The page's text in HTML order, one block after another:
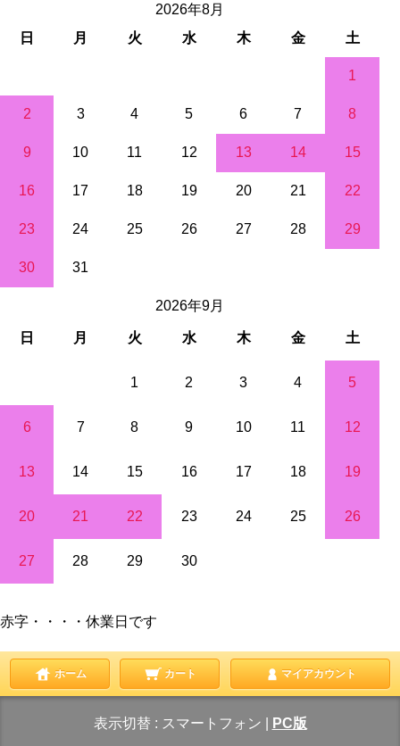
2026年8月
日
月 火 水 木 金 土
1
2 3 4 5 6 7 8
9 10 11 12 13 14 15
16 17 18 19 20 21 22
23 24 25 26 27 28 29
30 31
2026年9月
日 月 火 水 木 金 土
1 2 3 4 5
6 7 8 9 10 11 12
13 14 15 16 17 18 19
20 21 22 23 24 25 26
27 28 29 30
赤字・・・・休業日です
ホーム カート マイアカウント
表示切替 : スマートフォン PC版